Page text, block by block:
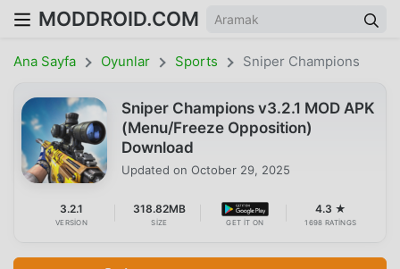
MODDROID.COM
Ana Sayfa Oyunlar Sports Sniper Champions
Sniper Champions v3.2.1 MOD APK
(Menu/Freeze Opposition)
Download
Updated on October 29, 2025
3.2.1
VERSION
318.82MB
SIZE GET IT ON
4.3 ★
1698 RATINGS